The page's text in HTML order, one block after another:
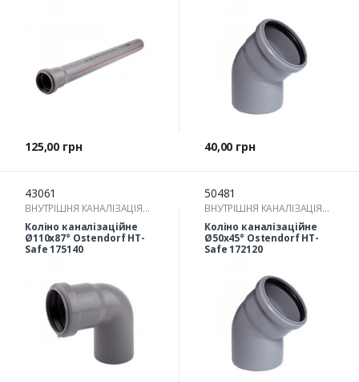
Ціна
125,00 грн Ціна
40,00 грн
43061
ВНУТРІШНЯ КАНАЛІЗАЦІЯ
(ТРУБА КАНАЛІЗАЦІЙНА ТА
ФІТИНГИ ДЛЯ
ВНУТРІШНЬОЇ КАНАЛІЗАЦІЇ)
Коліно каналізаційне
Ø110х87° Ostendorf HT-
Safe 175140
50481
ВНУТРІШНЯ КАНАЛІЗАЦІЯ
(ТРУБА КАНАЛІЗАЦІЙНА ТА
ФІТИНГИ ДЛЯ
ВНУТРІШНЬОЇ КАНАЛІЗАЦІЇ)
Коліно каналізаційне
Ø50х45° Ostendorf HT-
Safe 172120